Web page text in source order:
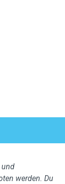
und
werden. Du